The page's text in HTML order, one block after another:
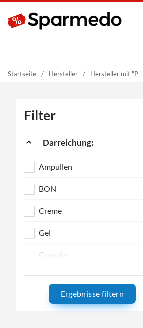
Startseite Hersteller Hersteller mit "P"
Filter
Darreichung:
Ampullen
BON
Creme
Gel
Granulat
HKP
IHA
Ergebnisse filtern